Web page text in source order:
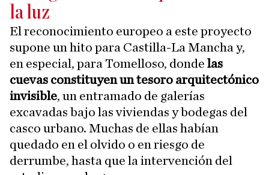
la luz
El reconocimiento europeo a este proyecto
supone un hito para Castilla-La Mancha y,
en especial, para Tomelloso, donde las
cuevas constituyen un tesoro arquitectónico
invisible, un entramado de galerías
excavadas bajo las viviendas y bodegas del
casco urbano. Muchas de ellas habían
quedado en el olvido o en riesgo de
derrumbe, hasta que la intervención del